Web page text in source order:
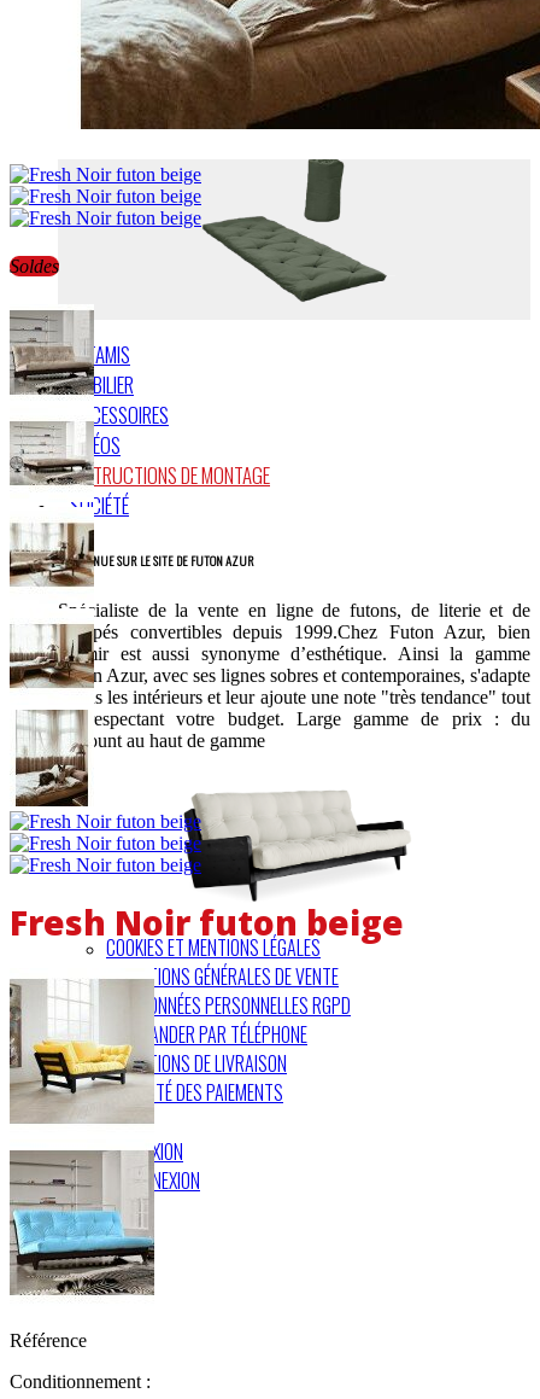
FUTONS DE VOYAGE
TATAMIS
MOBILIER
ACCESSOIRES
VIDÉOS
INSTRUCTIONS DE MONTAGE
SOCIÉTÉ
BIENVENUE SUR LE SITE DE FUTON AZUR
Spécialiste de la vente en ligne de futons, de literie et de
canapés convertibles depuis 1999.Chez Futon Azur, bien
dormir est aussi synonyme d’esthétique. Ainsi la gamme
Futon Azur, avec ses lignes sobres et contemporaines, s'adapte
à tous les intérieurs et leur ajoute une note "très tendance" tout
en respectant votre budget. Large gamme de prix : du
discount au haut de gamme
COOKIES ET MENTIONS LÉGALES
CONDITIONS GÉNÉRALES DE VENTE
VOS DONNÉES PERSONNELLES RGPD
COMMANDER PAR TÉLÉPHONE
CONDITIONS DE LIVRAISON
SÉCURITÉ DES PAIEMENTS
CONNEXION
DÉCONNEXION
Soldes
Fresh Noir futon beige
Référence
Conditionnement :